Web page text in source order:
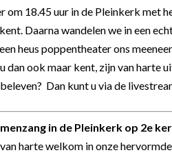
om 18.45 uur in de Pleinkerk met
Daarna wandelen we in een
heus poppentheater ons
dan ook maar kent, zijn van harte
Dan kunt u via de
in de Pleinkerk op 2e
harte welkom in onze